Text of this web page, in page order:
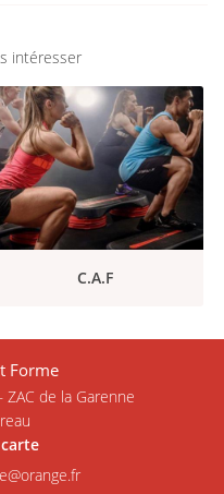
Rejoignez-
intéresser
C.A.F
Forme
ZAC de la Garenne